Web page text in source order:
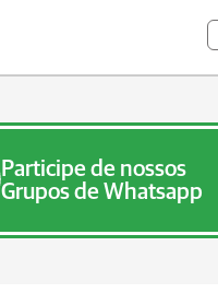
Participe de nossos
Grupos de Whatsapp